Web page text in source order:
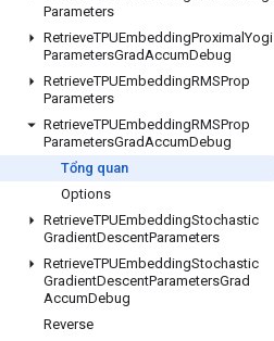
Parameters
RetrieveTPUEmbeddingProximalYogi
ParametersGradAccumDebug
RetrieveTPUEmbeddingRMSProp
Parameters
RetrieveTPUEmbeddingRMSProp
ParametersGradAccumDebug
Tổng quan
Options
RetrieveTPUEmbeddingStochastic
GradientDescentParameters
RetrieveTPUEmbeddingStochastic
GradientDescentParametersGrad
AccumDebug
Reverse